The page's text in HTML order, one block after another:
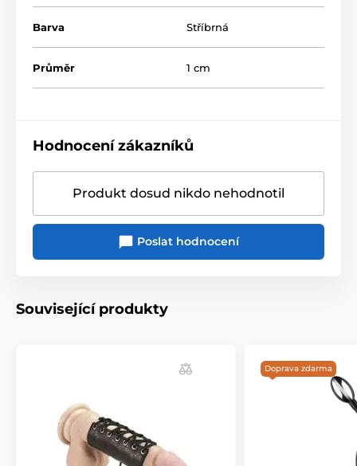
Barva Stříbrná
Průměr 1 cm
Hodnocení zákazníků
Produkt dosud nikdo nehodnotil
Poslat hodnocení
Související produkty
Doprava zdarma